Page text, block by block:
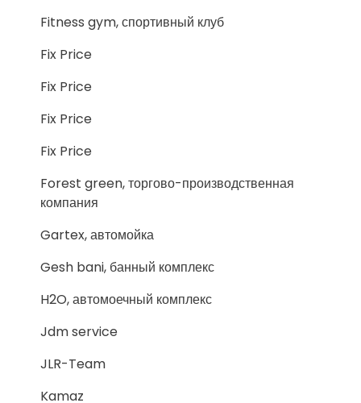
Fitness gym, спортивный клуб
Fix Price
Fix Price
Fix Price
Fix Price
Forest green, торгово-производственная
компания
Gartex, автомойка
Gesh bani, банный комплекс
H2O, автомоечный комплекс
Jdm service
JLR-Team
Kamaz